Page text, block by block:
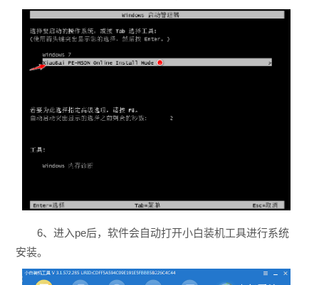
6、进入pe后，软件会自动打开小白装机工具进行系统
安装。